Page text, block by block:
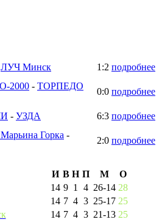
ЛУЧ Минск 1:2 подробнее
2000 - ТОРПЕДО
0:0 подробнее
- УЗДА 6:3 подробнее
Горка -
2:0 подробнее
И В Н П М
О
14 9 1 4 26-14 28
14 7 4 3 25-17 25
14 7 4 3 21-13 25